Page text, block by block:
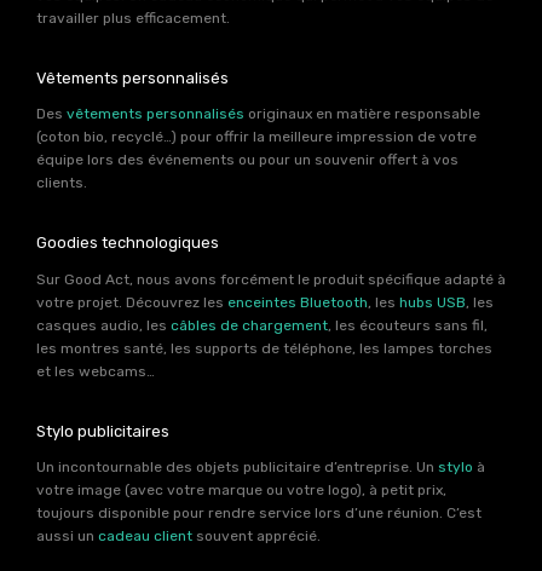
travailler plus efficacement.
Vêtements personnalisés
Des vêtements personnalisés originaux en matière responsable
(coton bio, recyclé…) pour offrir la meilleure impression de votre
équipe lors des événements ou pour un souvenir offert à vos
clients.
Goodies technologiques
Sur Good Act, nous avons forcément le produit spécifique adapté à
votre projet. Découvrez les enceintes Bluetooth , les hubs USB , les
casques audio, les câbles de chargement , les écouteurs sans fil,
les montres santé, les supports de téléphone, les lampes torches
et les webcams…
Stylo publicitaires
Un incontournable des objets publicitaire d’entreprise. Un stylo à
votre image (avec votre marque ou votre logo), à petit prix,
toujours disponible pour rendre service lors d’une réunion. C’est
aussi un cadeau client souvent apprécié.